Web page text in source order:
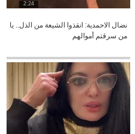
2:24
نضال الاحمدية: انقذوا الشيعة من الذل.. يا
من سرقتم أموالهم